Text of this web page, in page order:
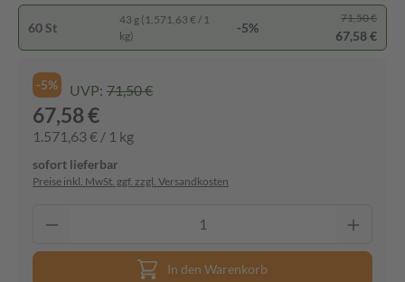
60 St
43 g (1.571,63 € / 1
kg)
-5%
71,50 €
67,58 €
-5% UVP: 71,50 €
67,58 €
1.571,63 € / 1 kg
sofort lieferbar
Preise inkl. MwSt. ggf. zzgl. Versandkosten
In den Warenkorb